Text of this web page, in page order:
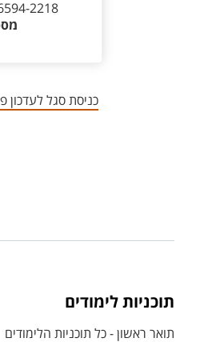
2218
כניסת סגל לעדכון
תוכניות לימודים
תואר ראשון - כל תוכניות הלימודים